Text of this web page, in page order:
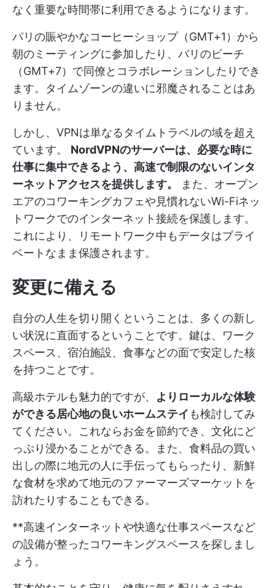
なく重要な時間帯に利用できるようになります。
パリの賑やかなコーヒーショップ（GMT+1）から
朝のミーティングに参加したり、バリのビーチ
（GMT+7）で同僚とコラボレーションしたりでき
ます。タイムゾーンの違いに邪魔されることはあ
りません。
しかし、VPNは単なるタイムトラベルの域を超え
ています。 NordVPNのサーバーは、必要な時に
仕事に集中できるよう、高速で制限のないインタ
ーネットアクセスを提供します。
また、オープン
エアのコワーキングカフェや見慣れないWi-Fiネッ
トワークでのインターネット接続を保護します。
これにより、リモートワーク中もデータはプライ
ベートなまま保護されます。
変更に備える
自分の人生を切り開くということは、多くの新し
い状況に直面するということです。鍵は、ワーク
スペース、宿泊施設、食事などの面で安定した核
を持つことです。
高級ホテルも魅力的ですが、 よりローカルな体験
ができる居心地の良いホームステイ も検討してみ
てください。これならお金を節約でき、文化にど
っぷり浸かることができる。また、食料品の買い
出しの際に地元の人に手伝ってもらったり、新鮮
な食材を求めて地元のファーマーズマーケットを
訪れたりすることもできる。
**高速インターネットや快適な仕事スペースなど
の設備が整ったコワーキングスペースを探しまし
ょう。